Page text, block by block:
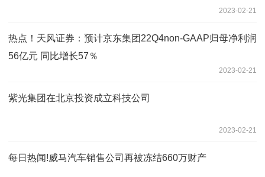
2023-02-21
热点！天风证券：预计京东集团22Q4non-GAAP归母净利润
56亿元 同比增长57％
2023-02-21
紫光集团在北京投资成立科技公司
2023-02-21
每日热闻!威马汽车销售公司再被冻结660万财产